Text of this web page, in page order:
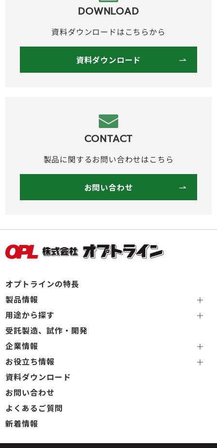
DOWNLOAD
資料ダウンロードはこちらから
資料ダウンロード
CONTACT
製品に関するお問い合わせはこちら
お問い合わせ
オプトラインの特長
製品情報
用途から探す
受託製造、試作・開発
企業情報
お役立ち情報
資料ダウンロード
お問い合わせ
よくあるご質問
新着情報